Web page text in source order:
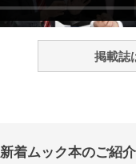
掲載誌
新着ムック本のご紹介